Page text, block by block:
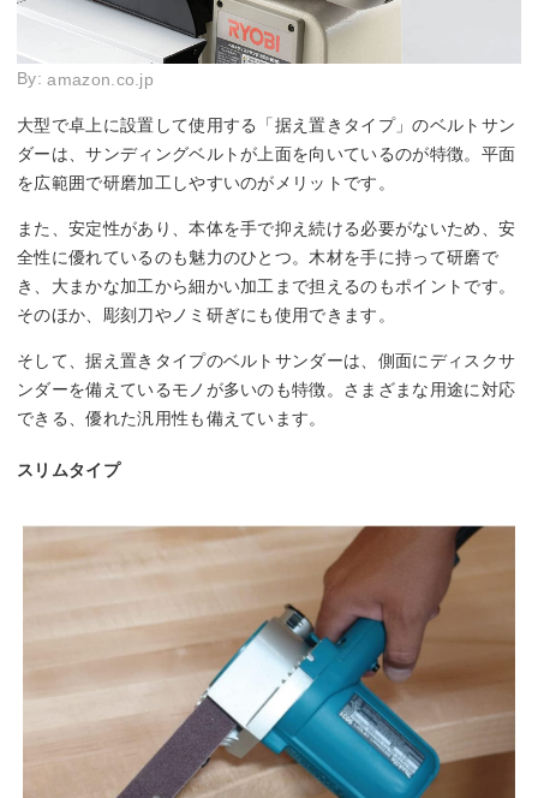
By:amazon.co.jp
大型で卓上に設置して使用する「据え置きタイプ」のベルトサン
ダーは、サンディングベルトが上面を向いているのが特徴。平面
を広範囲で研磨加工しやすいのがメリットです。
また、安定性があり、本体を手で抑え続ける必要がないため、安
全性に優れているのも魅力のひとつ。木材を手に持って研磨で
き、大まかな加工から細かい加工まで担えるのもポイントです。
そのほか、彫刻刀やノミ研ぎにも使用できます。
そして、据え置きタイプのベルトサンダーは、側面にディスクサ
ンダーを備えているモノが多いのも特徴。さまざまな用途に対応
できる、優れた汎用性も備えています。
スリムタイプ